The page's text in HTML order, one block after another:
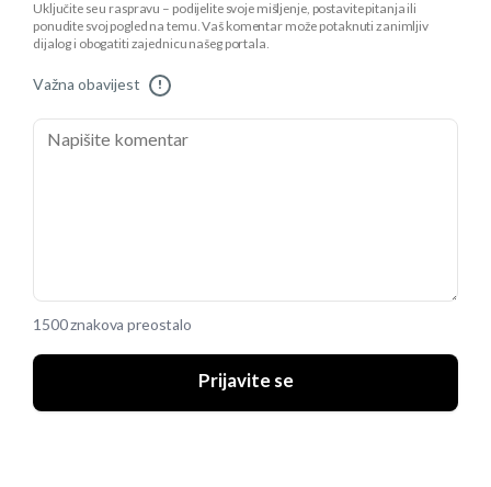
Uključite se u raspravu – podijelite svoje mišljenje, postavite pitanja ili
ponudite svoj pogled na temu. Vaš komentar može potaknuti zanimljiv
dijalog i obogatiti zajednicu našeg portala.
Važna obavijest !
1500 znakova preostalo
Prijavite se